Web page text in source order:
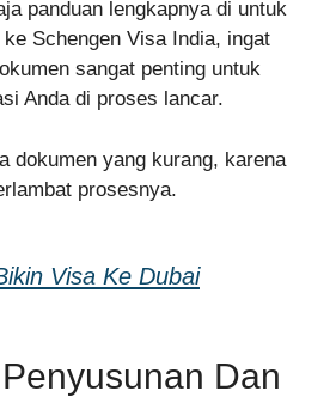
panduan lengkapnya di untuk
Schengen Visa India, ingat
sangat penting untuk
Anda di proses lancar.
dokumen yang kurang, karena
prosesnya.
Visa Ke Dubai
Dan